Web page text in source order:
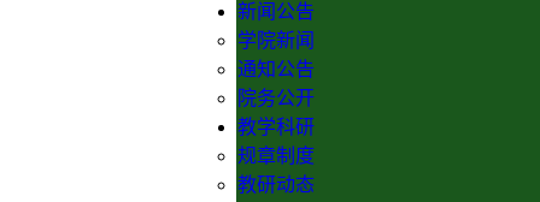
新闻公告
学院新闻
通知公告
院务公开
教学科研
规章制度
教研动态